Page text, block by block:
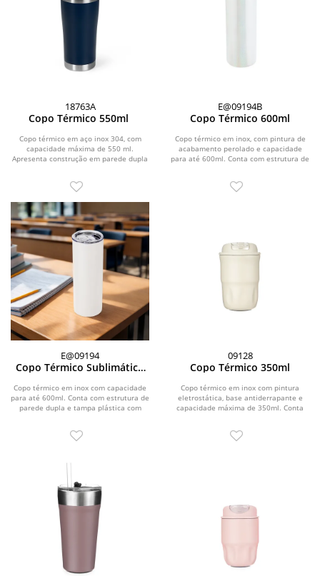
18763A
Copo Térmico 550ml
Copo térmico em aço inox 304, com
capacidade máxima de 550 ml.
Apresenta construção em parede dupla
E@09194B
Copo Térmico 600ml
Copo térmico em inox, com pintura de
acabamento perolado e capacidade
para até 600ml. Conta com estrutura de
E@09194
Copo Térmico Sublimático
Copo térmico em inox com capacidade
para até 600ml. Conta com estrutura de
parede dupla e tampa plástica com
09128
Copo Térmico 350ml
Copo térmico em inox com pintura
eletrostática, base antiderrapante e
capacidade máxima de 350ml. Conta